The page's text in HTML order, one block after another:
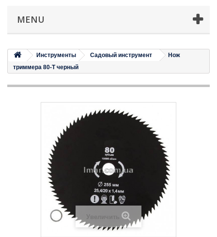
MENU
Инструменты Садовый инструмент
Нож
триммера 80-T черный